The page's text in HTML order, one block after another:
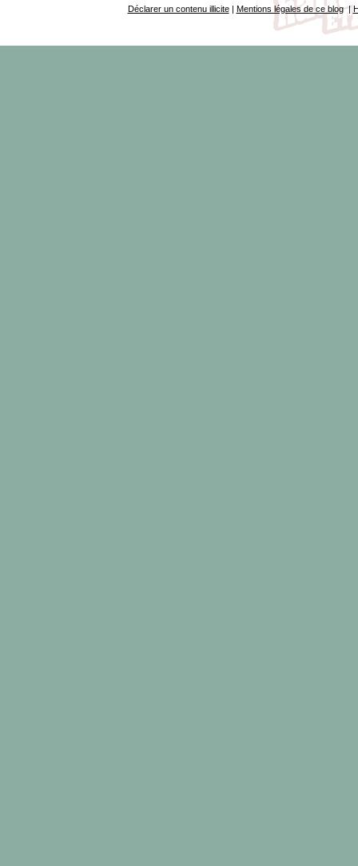
Déclarer un contenu illicite| Mentions légales de ce blog|